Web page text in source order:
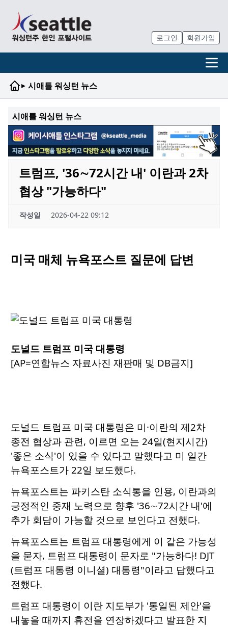
로그인 회원가입
▸ 시애틀 워싱턴 뉴스
시애틀 워싱턴 뉴스
트럼프, '36∼72시간 내' 이란과 2차
협상 "가능하다"
작성일 2026-04-22 09:12
미국 매체 뉴욕포스트 질문에 답변
도널드 트럼프 미국 대통령
[AP=연합뉴스 자료사진 재판매 및 DB금지]
도널드 트럼프 미국 대통령은 미·이란의 제2차
종전 협상과 관련, 이르면 오는 24일(현지시간)
'좋은 소식'이 있을 수 있다고 말했다고 미 일간
뉴욕포스트가 22일 보도했다.
뉴욕포스트는 파키스탄 소식통을 인용, 이란과의
긍정적인 중재 노력으로 향후 '36∼72시간 내'에
추가 회담이 가능할 것으로 보인다고 전했다.
뉴욕포스트는 트럼프 대통령에게 이 같은 가능성
을 묻자, 트럼프 대통령이 문자로 "가능하다! DJT
(트럼프 대통령 이니셜) 대통령"이라고 답했다고
전했다.
트럼프 대통령이 이란 지도부가 '통일된 제안'을
내놓을 때까지 휴전을 연장하겠다고 발표한 지